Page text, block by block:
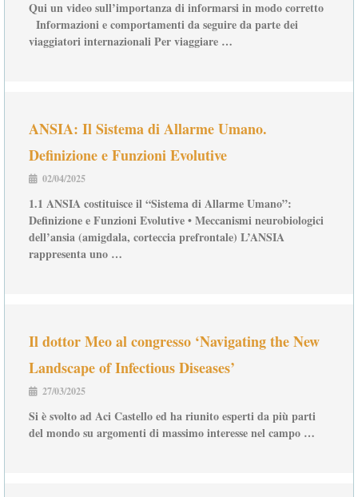
Qui un video sull’importanza di informarsi in modo corretto
Informazioni e comportamenti da seguire da parte dei
viaggiatori internazionali Per viaggiare …
ANSIA: Il Sistema di Allarme Umano.
Definizione e Funzioni Evolutive
02/04/2025
1.1 ANSIA costituisce il “Sistema di Allarme Umano”:
Definizione e Funzioni Evolutive • Meccanismi neurobiologici
dell’ansia (amigdala, corteccia prefrontale) L’ANSIA
rappresenta uno …
Il dottor Meo al congresso ‘Navigating the New
Landscape of Infectious Diseases’
27/03/2025
Si è svolto ad Aci Castello ed ha riunito esperti da più parti
del mondo su argomenti di massimo interesse nel campo …